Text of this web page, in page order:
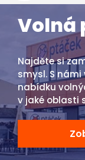
Volná
Najděte si
smysl. S
nabídku
v jaké oblasti